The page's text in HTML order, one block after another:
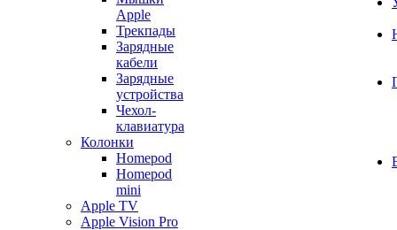
Apple
Трекпады
Зарядные
кабели
Зарядные
устройства
Чехол-
клавиатура
Колонки
Homepod
Homepod
mini
Apple TV
Apple Vision Pro